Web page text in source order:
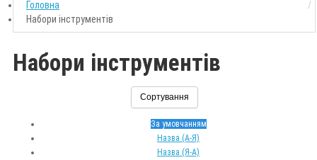
Головна
Набори інструментів
Набори інструментів
Сортування
За умовчанням
Назва (А-Я)
Назва (Я-А)